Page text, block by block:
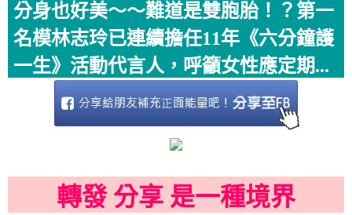
分身也好美～～難道是雙胞胎！？第一
名模林志玲已連續擔任11年《六分鐘護
一生》活動代言人，呼籲女性應定期...
轉發 分享 是一種境界